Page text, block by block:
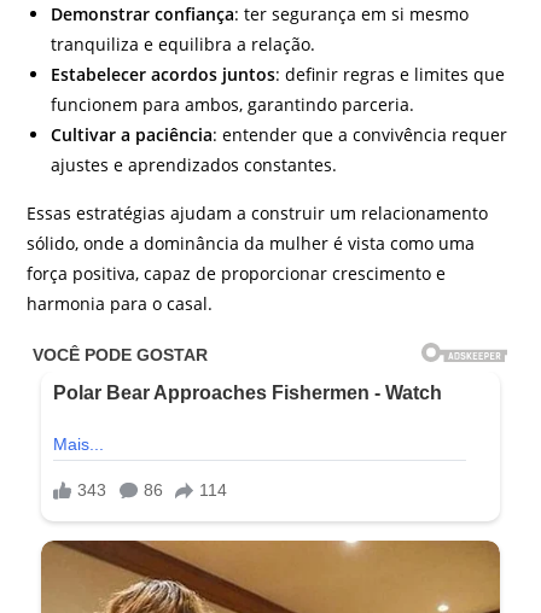
Demonstrar confiança: ter segurança em si mesmo
tranquiliza e equilibra a relação.
Estabelecer acordos juntos: definir regras e limites que
funcionem para ambos, garantindo parceria.
Cultivar a paciência: entender que a convivência requer
ajustes e aprendizados constantes.
Essas estratégias ajudam a construir um relacionamento
sólido, onde a dominância da mulher é vista como uma
força positiva, capaz de proporcionar crescimento e
harmonia para o casal.